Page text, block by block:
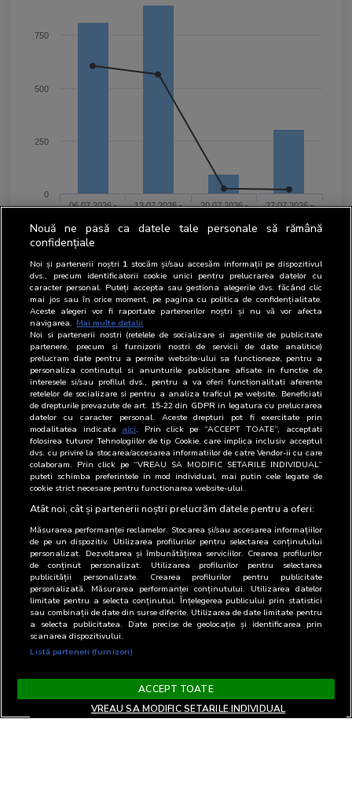
06.07.2026 -
13.07.2026 -
20.07.2026 -
27.07.2026 -
0
250
500
750
START VIZUALIZARE (MINIM 0,1%)
DOWNLOAD
%DURATA TOTAL
# Period Start vizualizare (minim 0,1%)
1 27 Iulie 2026 - 02 August 2026 304
2 20 Iulie 2026 - 26 Iulie 2026 93
3 13 Iulie 2026 - 19 Iulie 2026 893
4 06 Iulie 2026 - 12 Iulie 2026 809
Nouă ne pasă ca datele tale personale să rămână
confidențiale
Noi și partenerii noștri 1 stocăm și/sau accesăm informații pe dispozitivul
dvs., precum identificatorii cookie unici pentru prelucrarea datelor cu
caracter personal. Puteți accepta sau gestiona alegerile dvs. făcând clic
mai jos sau în orice moment, pe pagina cu politica de confidențialitate.
Aceste alegeri vor fi raportate partenerilor noștri și nu vă vor afecta
navigarea. Mai multe detalii
Noi si partenerii nostri (retelele de socializare si agentiile de publicitate
partenere, precum si furnizorii nostri de servicii de date analitice)
prelucram date pentru a permite website-ului sa functioneze, pentru a
personaliza continutul si anunturile publicitare afisate in functie de
interesele si/sau profilul dvs., pentru a va oferi functionalitati aferente
retelelor de socializare si pentru a analiza traficul pe website. Beneficiati
de drepturile prevazute de art. 15-22 din GDPR in legatura cu prelucrarea
datelor cu caracter personal. Aceste drepturi pot fi exercitate prin
modalitatea indicata aici. Prin click pe “ACCEPT TOATE”, acceptati
folosirea tuturor Tehnologiilor de tip Cookie, care implica inclusiv acceptul
dvs. cu privire la stocarea/accesarea informatiilor de catre Vendor-ii cu care
colaboram. Prin click pe “VREAU SA MODIFIC SETARILE INDIVIDUAL”
puteti schimba preferintele in mod individual, mai putin cele legate de
cookie strict necesare pentru functionarea website-ului.
Atât noi, cât și partenerii noștri prelucrăm datele pentru a oferi:
Măsurarea performanței reclamelor. Stocarea și/sau accesarea informațiilor
de pe un dispozitiv. Utilizarea profilurilor pentru selectarea conținutului
personalizat. Dezvoltarea și îmbunătățirea serviciilor. Crearea profilurilor
de conținut personalizat. Utilizarea profilurilor pentru selectarea
publicității personalizate. Crearea profilurilor pentru publicitate
personalizată. Măsurarea performanței conținutului. Utilizarea datelor
limitate pentru a selecta conținutul. Înțelegerea publicului prin statistici
sau combinații de date din surse diferite. Utilizarea de date limitate pentru
a selecta publicitatea. Date precise de geolocație și identificarea prin
scanarea dispozitivului.
Listă parteneri (furnizori)
ACCEPT TOATE
VREAU SA MODIFIC SETARILE INDIVIDUAL